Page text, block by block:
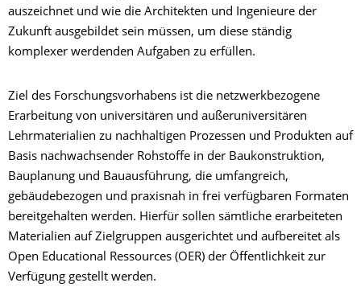
auszeichnet und wie die Architekten und Ingenieure der
Zukunft ausgebildet sein müssen, um diese ständig
komplexer werdenden Aufgaben zu erfüllen.
Ziel des Forschungsvorhabens ist die netzwerkbezogene
Erarbeitung von universitären und außeruniversitären
Lehrmaterialien zu nachhaltigen Prozessen und Produkten auf
Basis nachwachsender Rohstoffe in der Baukonstruktion,
Bauplanung und Bauausführung, die umfangreich,
gebäudebezogen und praxisnah in frei verfügbaren Formaten
bereitgehalten werden. Hierfür sollen sämtliche erarbeiteten
Materialien auf Zielgruppen ausgerichtet und aufbereitet als
Open Educational Ressources (OER) der Öffentlichkeit zur
Verfügung gestellt werden.